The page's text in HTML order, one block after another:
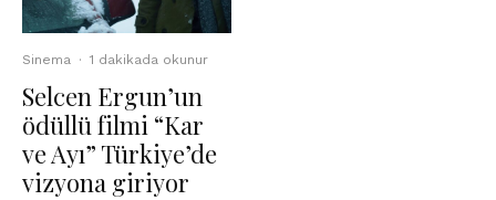
Sinema · 1 dakikada okunur
Selcen Ergun’un
ödüllü filmi “Kar
ve Ayı” Türkiye’de
vizyona giriyor